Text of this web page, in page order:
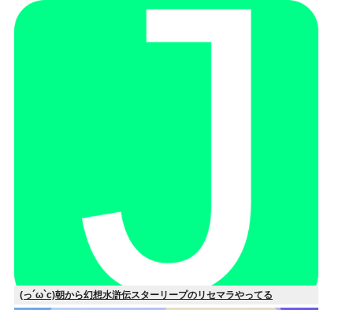
(っ´ω`c)朝から幻想水滸伝スターリープのリセマラやってる